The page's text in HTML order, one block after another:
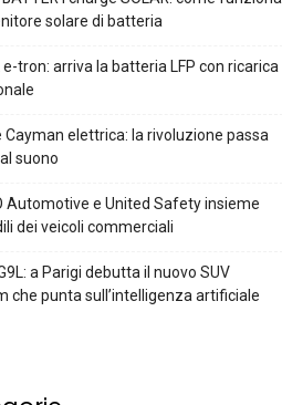
solare di batteria
tron: arriva la batteria LFP con ricarica
Cayman elettrica: la rivoluzione passa
suono
Automotive e United Safety insieme
dei veicoli commerciali
a Parigi debutta il nuovo SUV
che punta sull’intelligenza artificiale